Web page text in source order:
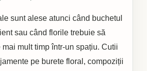
sunt alese atunci când buchetul
sau când florile trebuie să
mult timp într-un spațiu. Cutii
pe burete floral, compoziții